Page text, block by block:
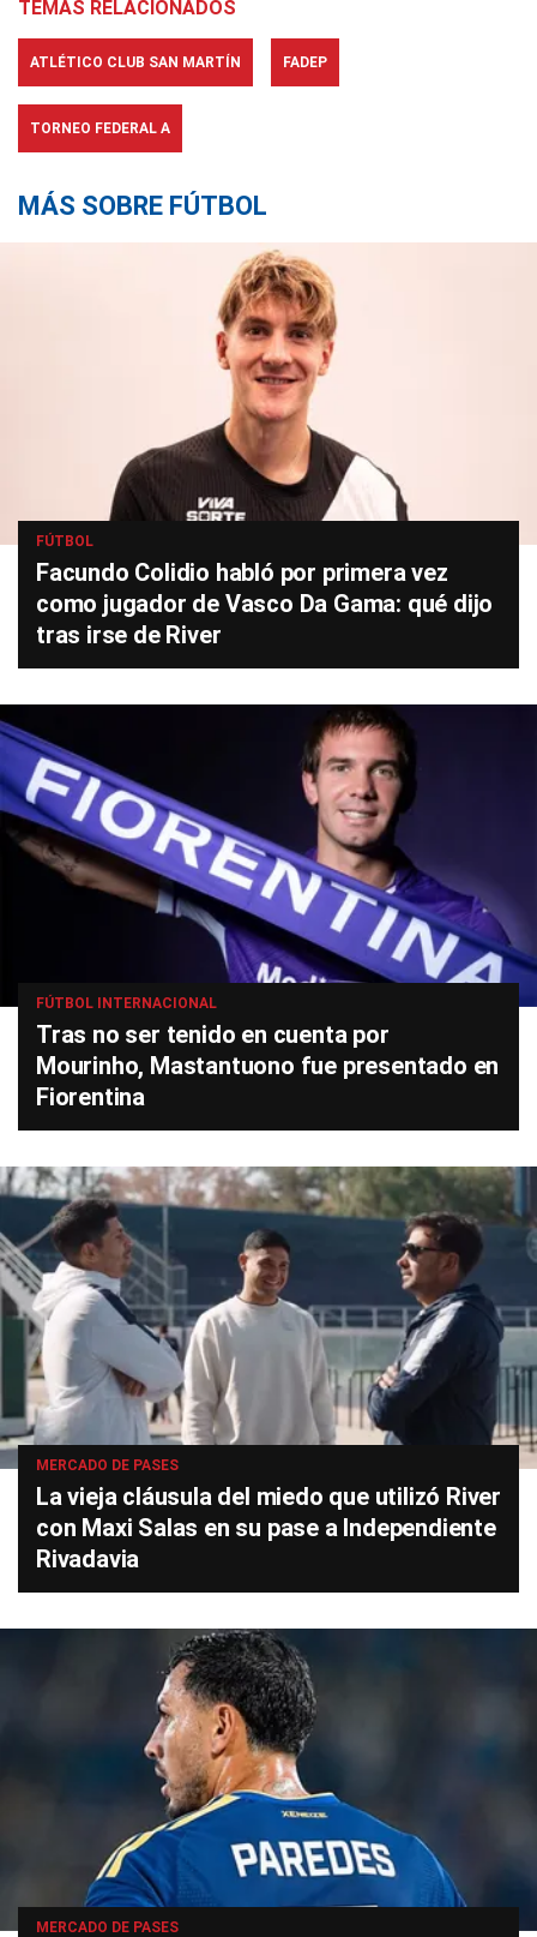
TEMAS RELACIONADOS
ATLÉTICO CLUB SAN MARTÍN FADEP
TORNEO FEDERAL A
MÁS SOBRE FÚTBOL
FÚTBOL
Facundo Colidio habló por primera vez
como jugador de Vasco Da Gama: qué dijo
tras irse de River
FÚTBOL INTERNACIONAL
Tras no ser tenido en cuenta por
Mourinho, Mastantuono fue presentado en
Fiorentina
MERCADO DE PASES
La vieja cláusula del miedo que utilizó River
con Maxi Salas en su pase a Independiente
Rivadavia
MERCADO DE PASES